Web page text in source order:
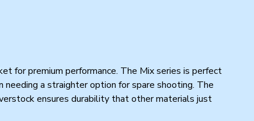
for premium performance. The Mix series is perfect
a straighter option for spare shooting. The
ensures durability that other materials just